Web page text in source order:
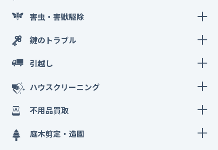
害虫・害獣駆除
鍵のトラブル
引越し
ハウスクリーニング
不用品買取
庭木剪定・造園